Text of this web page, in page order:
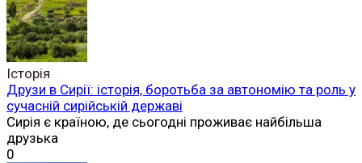
Історія
Друзи в Сирії: історія, боротьба за автономію та роль у
сучасній сирійській державі
Сирія є країною, де сьогодні проживає найбільша
друзька
0